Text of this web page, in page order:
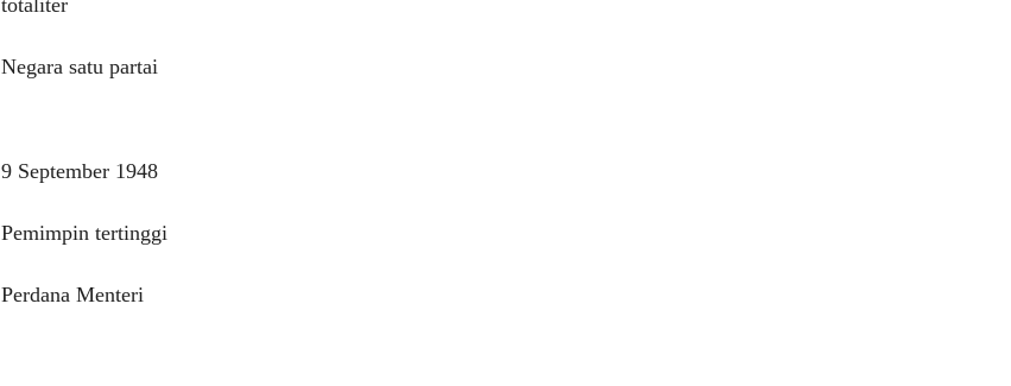
totaliter
Negara satu partai
9 September 1948
Pemimpin tertinggi
Perdana Menteri